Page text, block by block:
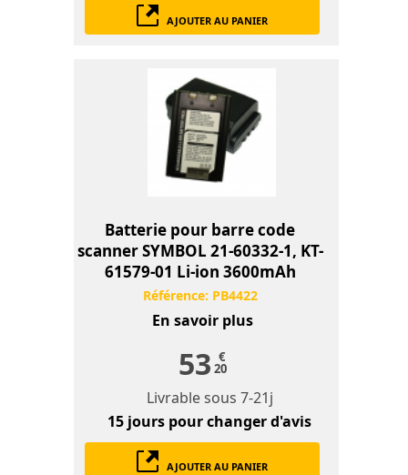
AJOUTER AU PANIER
Batterie pour barre code
scanner SYMBOL 21-60332-1, KT-
61579-01 Li-ion 3600mAh
Référence: PB4422
En savoir plus
53 €
20
Livrable sous 7-21j
15 jours pour changer d'avis
AJOUTER AU PANIER